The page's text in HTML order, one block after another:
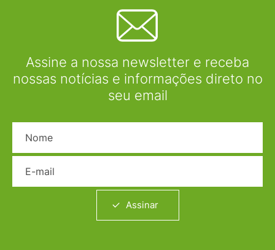
Assine a nossa newsletter e receba
nossas notícias e informações direto no
seu email
Assinar